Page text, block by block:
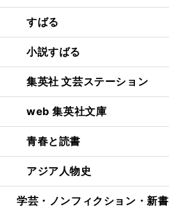
すばる
小説すばる
集英社 文芸ステーション
web 集英社文庫
青春と読書
アジア人物史
学芸・ノンフィクション・新書